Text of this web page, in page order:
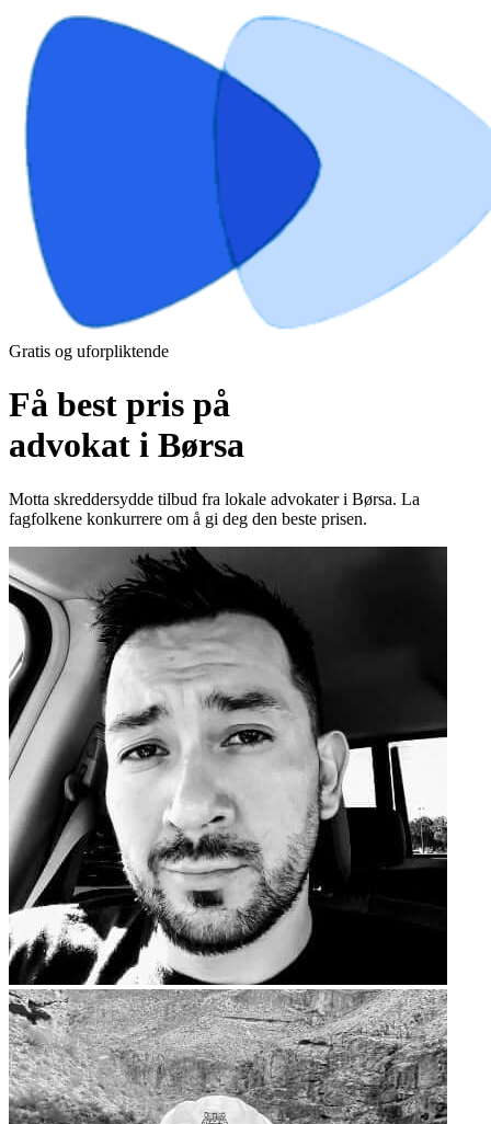
Gratis og uforpliktende
Få best pris på
advokat i Børsa
Motta skreddersydde tilbud fra lokale advokater i Børsa. La
fagfolkene konkurrere om å gi deg den beste prisen.